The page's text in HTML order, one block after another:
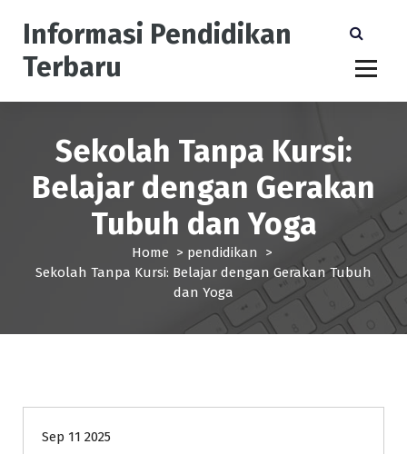
Informasi Pendidikan
Terbaru
Sekolah Tanpa Kursi:
Belajar dengan Gerakan
Tubuh dan Yoga
Home > pendidikan >
Sekolah Tanpa Kursi: Belajar dengan Gerakan Tubuh
dan Yoga
Sep 11 2025